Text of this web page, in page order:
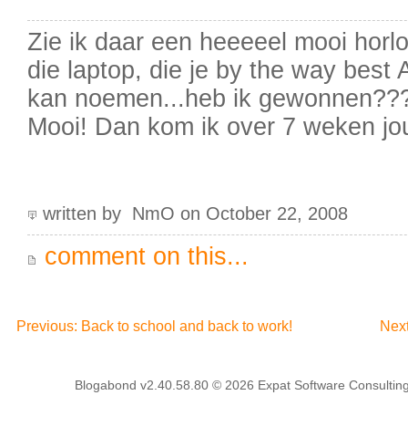
Zie ik daar een heeeeel mooi
die laptop, die je by the way best
kan noemen...heb ik
Mooi! Dan kom ik over 7 weken
written by NmO on October 22, 2008
comment on this...
Previous: Back to school and back to work!
Blogabond v2.40.58.80 © 2026 Expat Software